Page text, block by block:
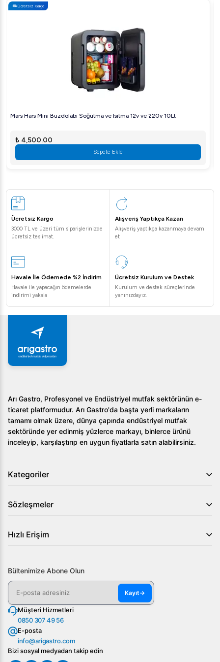
Ücretsiz Kargo
Mars Hars Mini Buzdolabı Soğutma ve Isıtma 12v ve 220v 10Lt
₺ 4,500.00
Sepete Ekle
Ücretsiz Kargo
3000 TL ve üzeri tüm siparişlerinizde
ücretsiz teslimat.
Alışveriş Yaptıkça Kazan
Alışveriş yaptıkça kazanmaya devam
et
Havale İle Ödemede %2 İndirim
Havale ile yapacağın ödemelerde
indirimi yakala
Ücretsiz Kurulum ve Destek
Kurulum ve destek süreçlerinde
yanınızdayız.
Arı Gastro, Profesyonel ve Endüstriyel mutfak sektörünün e-
ticaret platformudur. Arı Gastro'da başta yerli markaların
tamamı olmak üzere, dünya çapında endüstriyel mutfak
sektöründe yer edinmiş yüzlerce markayı, binlerce ürünü
inceleyip, karşılaştırıp en uygun fiyatlarla satın alabilirsiniz.
Kategoriler
Sözleşmeler
Hızlı Erişim
Bültenimize Abone Olun
Kayıt→
Müşteri Hizmetleri
0850 307 49 56
E-posta
info@arigastro.com
Bizi sosyal medyadan takip edin